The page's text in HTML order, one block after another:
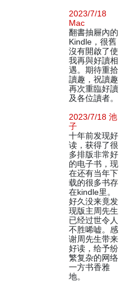
2023/7/18
Mac
翻書抽屜內的
Kindle，很舊
沒有開啟了使
我再與好讀相
遇。期待重拾
讀趣，祝讀趣
再次重臨好讀
及各位讀者。
2023/7/18 池
子
十年前发现好
读，获得了很
多排版非常好
的电子书，现
在还有当年下
载的很多书存
在kindle里。
好久没来竟发
现版主周先生
已经过世令人
不胜唏嘘。感
谢周先生带来
好读，给予纷
繁复杂的网络
一方书香雅
地。